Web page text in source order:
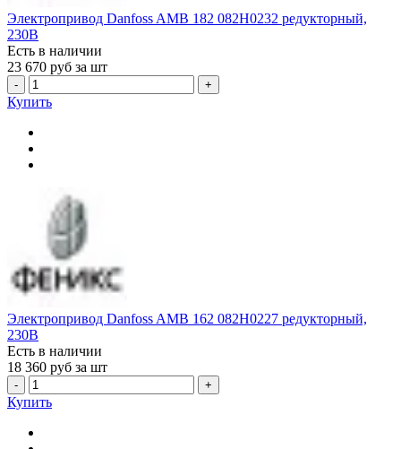
Электропривод Danfoss AMB 182 082H0232 редукторный,
230В
Есть в наличии
23 670 руб за шт
- +
Купить
Электропривод Danfoss AMB 162 082H0227 редукторный,
230В
Есть в наличии
18 360 руб за шт
- +
Купить